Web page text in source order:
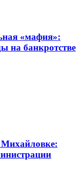
«мафия»:
на банкротстве